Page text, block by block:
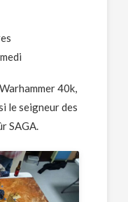
40k,
le seigneur des
SAGA.